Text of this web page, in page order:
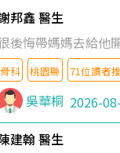
邦鑫 醫生
後悔帶媽媽去給他
骨科 桃園縣 71位讀者
吳華桐 2026-
建翰 醫生